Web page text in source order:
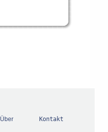
Über Kontakt